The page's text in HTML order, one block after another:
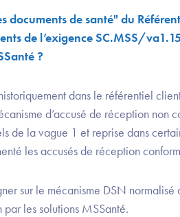
documents de santé" du
de l’exigence SC.MSS/
?
dans le référentiel
d’accusé de réception non
de la vague 1 et reprise dans
les accusés de réception
sur le mécanisme DSN
les solutions MSSanté.